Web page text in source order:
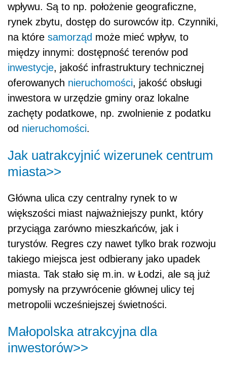
wpływu. Są to np. położenie geograficzne,
rynek zbytu, dostęp do surowców itp. Czynniki,
na które samorząd może mieć wpływ, to
między innymi: dostępność terenów pod
inwestycje, jakość infrastruktury technicznej
oferowanych nieruchomości, jakość obsługi
inwestora w urzędzie gminy oraz lokalne
zachęty podatkowe, np. zwolnienie z podatku
od nieruchomości.
Jak uatrakcyjnić wizerunek centrum
miasta>>
Główna ulica czy centralny rynek to w
większości miast najważniejszy punkt, który
przyciąga zarówno mieszkańców, jak i
turystów. Regres czy nawet tylko brak rozwoju
takiego miejsca jest odbierany jako upadek
miasta. Tak stało się m.in. w Łodzi, ale są już
pomysły na przywrócenie głównej ulicy tej
metropolii wcześniejszej świetności.
Małopolska atrakcyjna dla
inwestorów>>